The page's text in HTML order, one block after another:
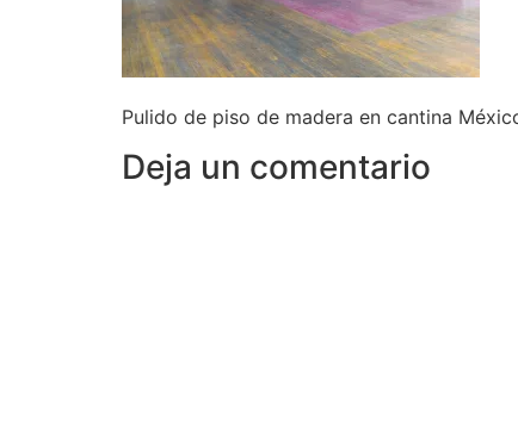
Pulido de piso de madera en cantina
Deja un comentario